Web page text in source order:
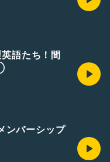
語たち！間
ンバーシップ